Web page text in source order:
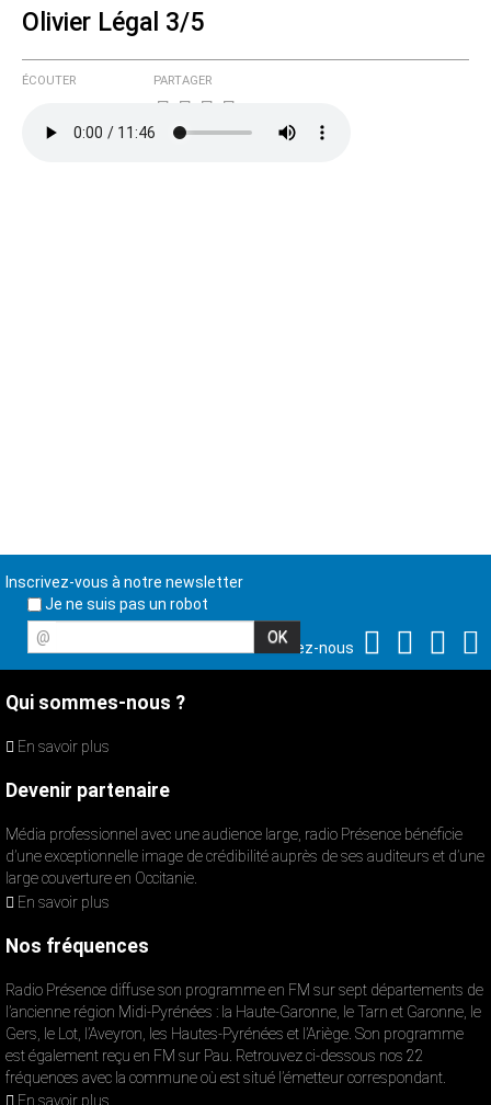
Olivier Légal 3/5
ÉCOUTER PARTAGER
Inscrivez-vous à notre newsletter
Je ne suis pas un robot
@
Suivez-nous
Qui sommes-nous ?
En savoir plus
Devenir partenaire
Média professionnel avec une audience large, radio Présence bénéficie
d’une exceptionnelle image de crédibilité auprès de ses auditeurs et d’une
large couverture en Occitanie.
En savoir plus
Nos fréquences
Radio Présence diffuse son programme en FM sur sept départements de
l’ancienne région Midi-Pyrénées : la Haute-Garonne, le Tarn et Garonne, le
Gers, le Lot, l’Aveyron, les Hautes-Pyrénées et l’Ariège. Son programme
est également reçu en FM sur Pau. Retrouvez ci-dessous nos 22
fréquences avec la commune où est situé l’émetteur correspondant.
En savoir plus